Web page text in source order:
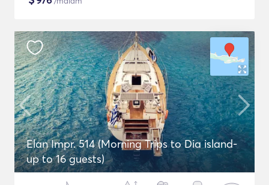
Elan Impr. 514 (Morning Trips to Dia island-
up to 16 guests)